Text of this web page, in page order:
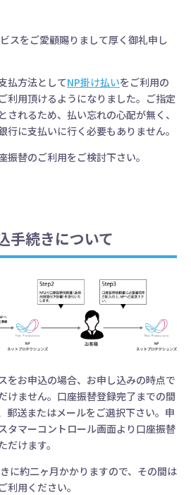
スをご愛顧賜りまして厚く御礼申し
払方法としてNP掛け払いをご利用の
利用頂けるようになりました。ご指定
されるため、払い忘れの心配が無く、
行に支払いに行く必要もありません。
替のご利用をご検討下さい。
手続きについて
お申込の場合、お申し込みの時点で
けません。口座振替登録完了までの間
郵送またはメールをご選択下さい。申
タマーコントロール画面より口座振替
けます。
に約二ヶ月かかりますので、その間は
利用ください。